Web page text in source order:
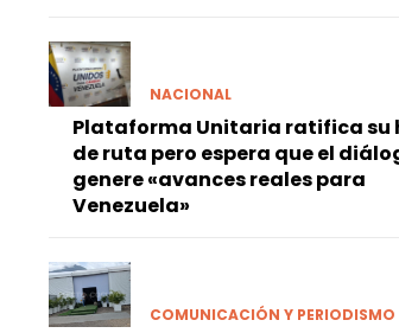
NACIONAL
Plataforma Unitaria ratifica su
de ruta pero espera que el
genere «avances reales para
Venezuela»
COMUNICACIÓN Y PERIODISMO